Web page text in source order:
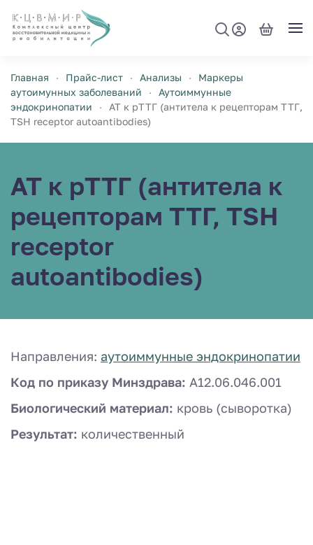
Перейти к содержимому
Главная Прайс-лист Анализы
Маркеры
аутоимунных заболеваний
Аутоиммунные
эндокринопатии
АТ к рТТГ (антитела к рецепторам ТТГ,
TSH receptor autoantibodies)
АТ к рТТГ (антитела к
рецепторам ТТГ, TSH
receptor
autoantibodies)
Направления: аутоиммунные эндокринопатии
Код по приказу Минздрава: A12.06.046.001
Биологический материал: кровь (сыворотка)
Результат: количественный